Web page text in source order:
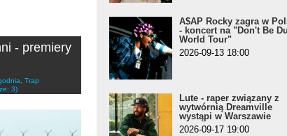
- premiery
Trap
3)
A$AP Rocky zagra w
- koncert na "Don't Be
World Tour"
2026-09-13 18:00
Lute - raper związany z
wytwórnią Dreamville
wystąpi w Warszawie
2026-09-17 19:00